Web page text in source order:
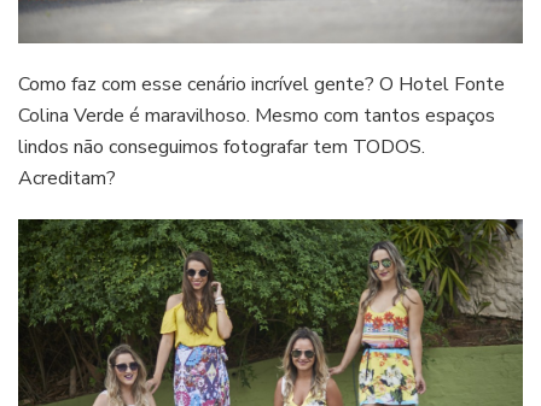
Como faz com esse cenário incrível gente? O Hotel Fonte
Colina Verde é maravilhoso. Mesmo com tantos espaços
lindos não conseguimos fotografar tem TODOS.
Acreditam?